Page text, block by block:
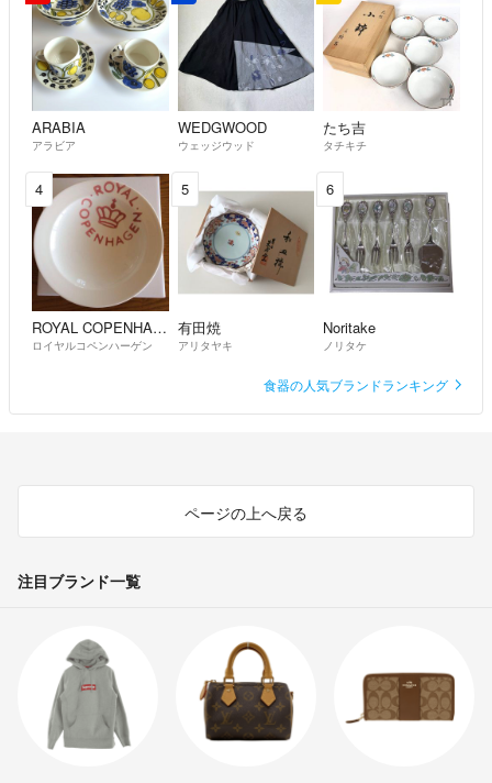
ARABIA
アラビア
WEDGWOOD
ウェッジウッド
たち吉
タチキチ
4
ROYAL COPENHAGEN
ロイヤルコペンハーゲン
5
有田焼
アリタヤキ
6
Noritake
ノリタケ
食器の人気ブランドランキング
ページの上へ戻る
注目ブランド一覧